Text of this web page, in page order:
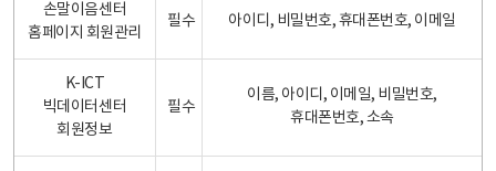
손말이음센터
홈페이지 회원관리
필수 아이디, 비밀번호, 휴대폰번호, 이메일
K-ICT
빅데이터센터
회원정보
필수
이름, 아이디, 이메일, 비밀번호,
휴대폰번호, 소속